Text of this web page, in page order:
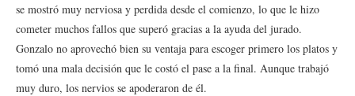
se mostró muy nerviosa y perdida desde el comienzo, lo que le hizo
cometer muchos fallos que superó gracias a la ayuda del jurado.
Gonzalo no aprovechó bien su ventaja para escoger primero los platos y
tomó una mala decisión que le costó el pase a la final. Aunque trabajó
muy duro, los nervios se apoderaron de él.